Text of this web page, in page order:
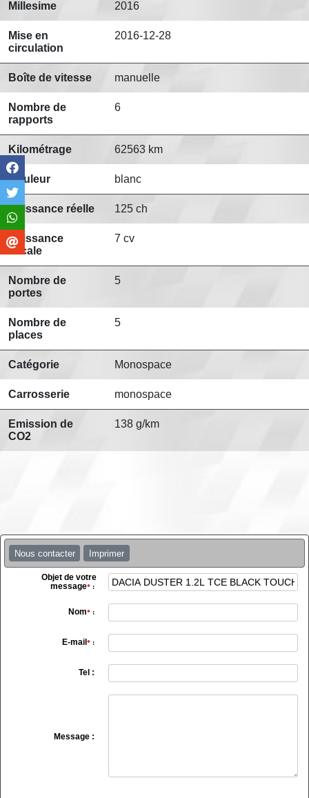
Millesime 2016
Mise en
circulation
2016-12-28
Boîte de vitesse manuelle
Nombre de
rapports
6
Kilométrage 62563 km
Couleur blanc
Puissance réelle 125 ch
Puissance
fiscale
7 cv
Nombre de
portes
5
Nombre de
places
5
Catégorie Monospace
Carrosserie monospace
Emission de
CO2
138 g/km
Nous contacter Imprimer
Objet de votre
message*:
Nom*:
E-mail *:
Tel :
Message :